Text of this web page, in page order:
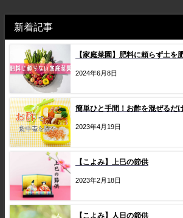
新着記事
【家庭菜園】肥料に頼らず土を
2024年6月8日
簡単ひと手間！お酢を混ぜるだ
2023年4月19日
【こよみ】上巳の節供
2023年2月18日
【こよみ】人日の節供